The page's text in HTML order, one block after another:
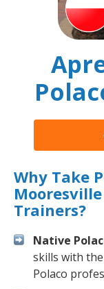
Why Take
Trainers?
Native
skills with
Polaco